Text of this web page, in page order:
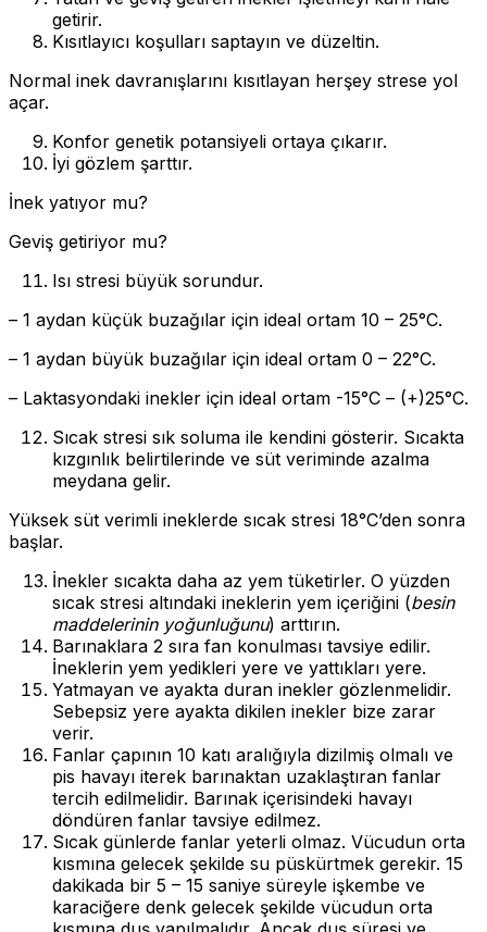
getirir.
Kısıtlayıcı koşulları saptayın ve düzeltin.
Normal inek davranışlarını kısıtlayan herşey strese yol
açar.
Konfor genetik potansiyeli ortaya çıkarır.
İyi gözlem şarttır.
İnek yatıyor mu?
Geviş getiriyor mu?
Isı stresi büyük sorundur.
– 1 aydan küçük buzağılar için ideal ortam 10 – 25°C.
– 1 aydan büyük buzağılar için ideal ortam 0 – 22°C.
– Laktasyondaki inekler için ideal ortam -15°C – (+)25°C.
Sıcak stresi sık soluma ile kendini gösterir. Sıcakta
kızgınlık belirtilerinde ve süt veriminde azalma
meydana gelir.
Yüksek süt verimli ineklerde sıcak stresi 18°C’den sonra
başlar.
İnekler sıcakta daha az yem tüketirler. O yüzden
sıcak stresi altındaki ineklerin yem içeriğini (besin
maddelerinin yoğunluğunu) arttırın.
Barınaklara 2 sıra fan konulması tavsiye edilir.
İneklerin yem yedikleri yere ve yattıkları yere.
Yatmayan ve ayakta duran inekler gözlenmelidir.
Sebepsiz yere ayakta dikilen inekler bize zarar
verir.
Fanlar çapının 10 katı aralığıyla dizilmiş olmalı ve
pis havayı iterek barınaktan uzaklaştıran fanlar
tercih edilmelidir. Barınak içerisindeki havayı
döndüren fanlar tavsiye edilmez.
Sıcak günlerde fanlar yeterli olmaz. Vücudun orta
kısmına gelecek şekilde su püskürtmek gerekir. 15
dakikada bir 5 – 15 saniye süreyle işkembe ve
karaciğere denk gelecek şekilde vücudun orta